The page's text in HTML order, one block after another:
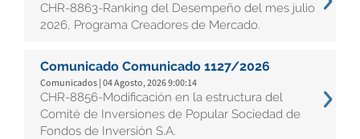
CHR-8863-Ranking del Desempeño del mes julio
2026, Programa Creadores de Mercado.
Comunicado Comunicado 1127/2026
Comunicados | 04 Agosto, 2026 9:00:14
CHR-8856-Modificación en la estructura del
Comité de Inversiones de Popular Sociedad de
Fondos de Inversión S.A.